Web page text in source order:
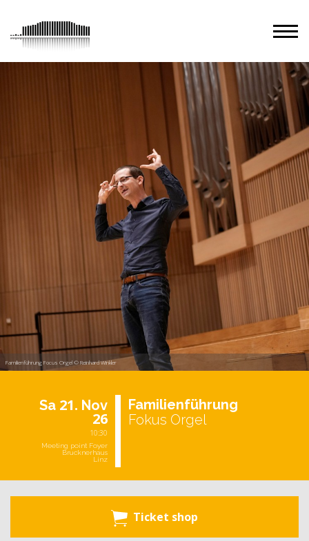
Familienführung Focus Orgel © Reinhard Winkler
Sa 21. Nov
26
10:30
Meeting point Foyer
Brucknerhaus
Linz
Fa­mi­li­en­füh­rung
Fokus Orgel
Ticket shop